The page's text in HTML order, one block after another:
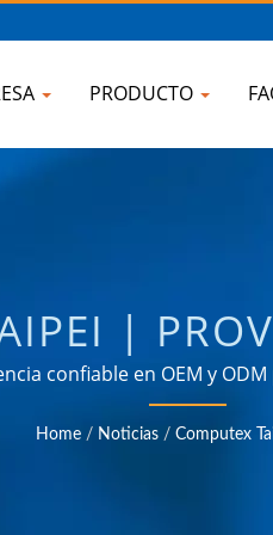
PRODUCTO
|
LA
confiable en OEM y
campos como
Home / Noticias / Computex